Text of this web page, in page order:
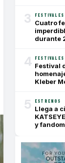
3 FESTIVALES
Cuatro
durante
4 FESTIVALES
Festival
Kleber
5 ESTRENOS
Llega a
y fandom